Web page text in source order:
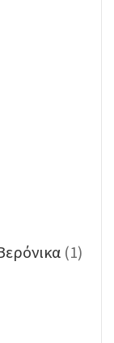
(1)